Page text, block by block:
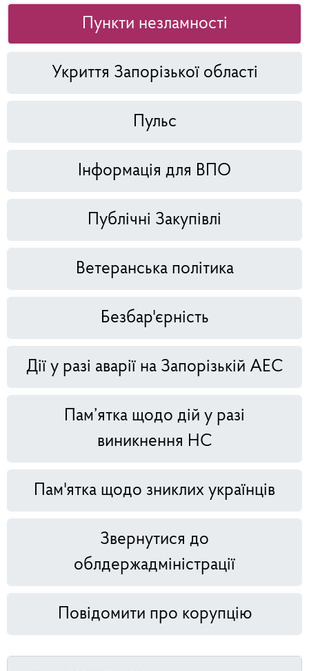
Пункти незламності
Укриття Запорізької області
Пульс
Інформація для ВПО
Публічні Закупівлі
Ветеранська політика
Безбар'єрність
Дії у разі аварії на Запорізькій АЕС
Пам’ятка щодо дій у разі
виникнення НС
Пам'ятка щодо зниклих українців
Звернутися до
облдержадміністрації
Повідомити про корупцію